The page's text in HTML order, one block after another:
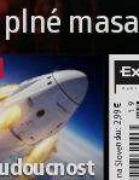
masa
, na Slo
v
e
nsku: 2,99
€